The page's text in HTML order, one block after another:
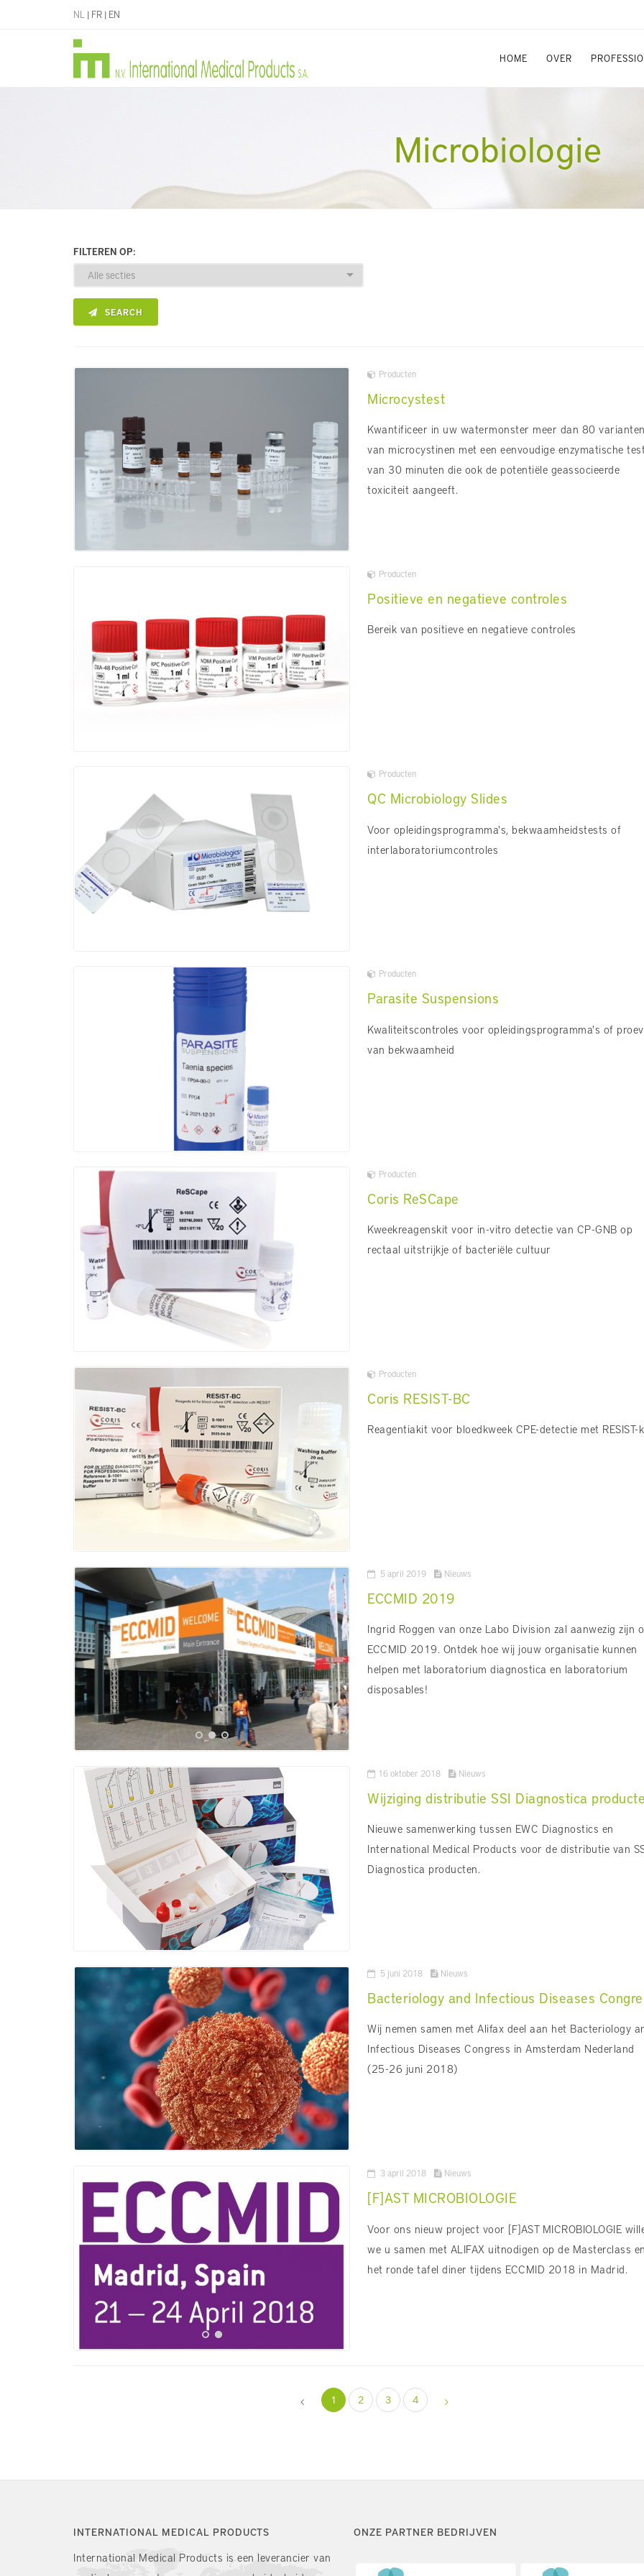
NL | FR | EN
HOME OVER
Microbiologie
FILTEREN OP:
SEARCH
Producten
Microcystest
Kwantificeer in uw watermonster meer dan 80
van microcystinen met een eenvoudige enzymatische
van 30 minuten die ook de potentiële geassocieerde
toxiciteit aangeeft.
Producten
Positieve en negatieve controles
Bereik van positieve en negatieve controles
Producten
QC Microbiology Slides
Voor opleidingsprogramma's, bekwaamheidstests of
interlaboratoriumcontroles
Producten
Parasite Suspensions
Kwaliteitscontroles voor opleidingsprogramma's of
van bekwaamheid
Producten
Coris ReSCape
Kweekreagenskit voor in-vitro detectie van CP-GNB op
rectaal uitstrijkje of bacteriële cultuur
Producten
Coris RESIST-BC
Reagentiakit voor bloedkweek CPE-detectie met RESIST-
5 april 2019 Nieuws
ECCMID 2019
Ingrid Roggen van onze Labo Division zal aanwezig zijn
ECCMID 2019. Ontdek hoe wij jouw organisatie kunnen
helpen met laboratorium diagnostica en laboratorium
disposables!
16 oktober 2018 Nieuws
Wijziging distributie SSI Diagnostica
Nieuwe samenwerking tussen EWC Diagnostics en
International Medical Products voor de distributie van
Diagnostica producten.
5 juni 2018 Nieuws
Bacteriology and Infectious Diseases
Wij nemen samen met Alifax deel aan het Bacteriology
Infectious Diseases Congress in Amsterdam Nederland
(25-26 juni 2018)
3 april 2018 Nieuws
[F]AST MICROBIOLOGIE
Voor ons nieuw project voor [F]AST MICROBIOLOGIE
we u samen met ALIFAX uitnodigen op de Masterclass
het ronde tafel diner tijdens ECCMID 2018 in Madrid.
1 2 3 4
INTERNATIONAL MEDICAL PRODUCTS
International Medical Products is een leverancier van
ONZE PARTNER BEDRIJVEN